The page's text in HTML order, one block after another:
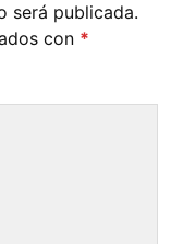
será publicada.
con *